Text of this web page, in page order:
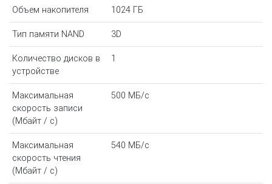
Объем накопителя 1024 ГБ
Тип памяти NAND 3D
Количество дисков в
устройстве
1
Максимальная
скорость записи
(Мбайт / с)
500 МБ/с
Максимальная
скорость чтения
(Мбайт / с)
540 МБ/с